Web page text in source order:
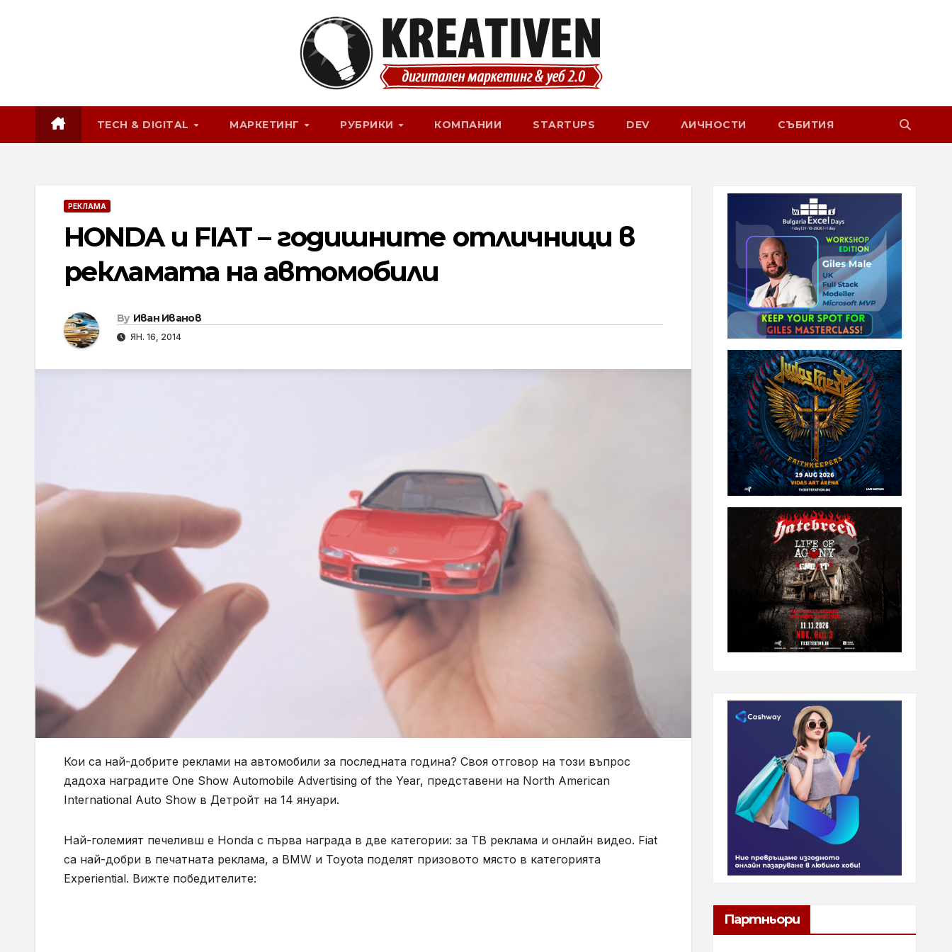
TECH & DIGITAL МАРКЕТИНГ РУБРИКИ КОМПАНИИ STARTUPS DEV ЛИЧНОСТИ СЪБИТИЯ
РЕКЛАМА
HONDA и FIAT – годишните отличници в
рекламата на автомобили
By Иван Иванов
ЯН. 16, 2014
Кои са най-добрите реклами на автомобили за последната година? Своя отговор на този въпрос
дадоха наградите One Show Automobile Advertising of the Year, представени на North American
International Auto Show в Детройт на 14 януари.
Най-големият печеливш е Honda с първа награда в две категории: за ТВ реклама и онлайн видео. Fiat
са най-добри в печатната реклама, а BMW и Toyota поделят призовото място в категорията
Experiential. Вижте победителите:
Партньори